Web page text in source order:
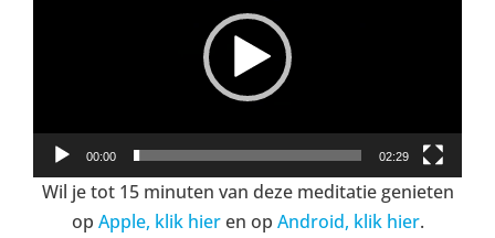
00:00 02:29
Wil je tot 15 minuten van deze meditatie genieten
op Apple, klik hieren op Android, klik hier.